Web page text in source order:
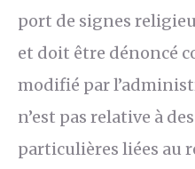
port de signes
et doit être dénoncé
modifié par
n’est pas relative à
particulières liées au